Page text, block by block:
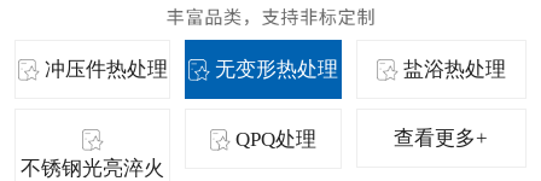
冲压件热处理 无变形热处理 盐浴热处理
不锈钢光亮淬火
QPQ处理 查看更多+